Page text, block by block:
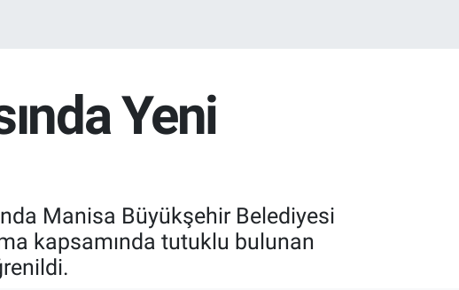
Yeni
Manisa Büyükşehir Belediyesi
kapsamında tutuklu bulunan